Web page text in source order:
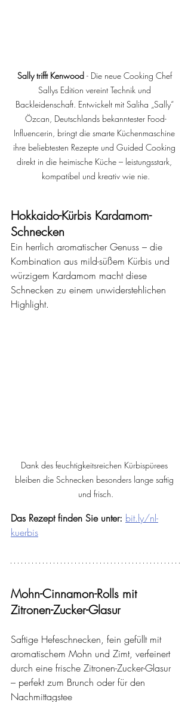
Sally trifft Kenwood - Die neue Cooking Chef
Sallys Edition vereint Technik und
Backleidenschaft. Entwickelt mit Saliha „Sally“
Özcan, Deutschlands bekanntester Food-
Influencerin, bringt die smarte Küchenmaschine
ihre beliebtesten Rezepte und Guided Cooking
direkt in die heimische Küche – leistungsstark,
kompatibel und kreativ wie nie.
Hokkaido-Kürbis Kardamom-
Schnecken
Ein herrlich aromatischer Genuss – die
Kombination aus mild-süßem Kürbis und
würzigem Kardamom macht diese
Schnecken zu einem unwiderstehlichen
Highlight.
Dank des feuchtigkeitsreichen Kürbispürees
bleiben die Schnecken besonders lange saftig
und frisch.
Das Rezept finden Sie unter: bit.ly/nl-
kuerbis
Mohn-Cinnamon-Rolls mit
Zitronen-Zucker-Glasur
Saftige Hefeschnecken, fein gefüllt mit
aromatischem Mohn und Zimt, verfeinert
durch eine frische Zitronen-Zucker-Glasur
– perfekt zum Brunch oder für den
Nachmittagstee